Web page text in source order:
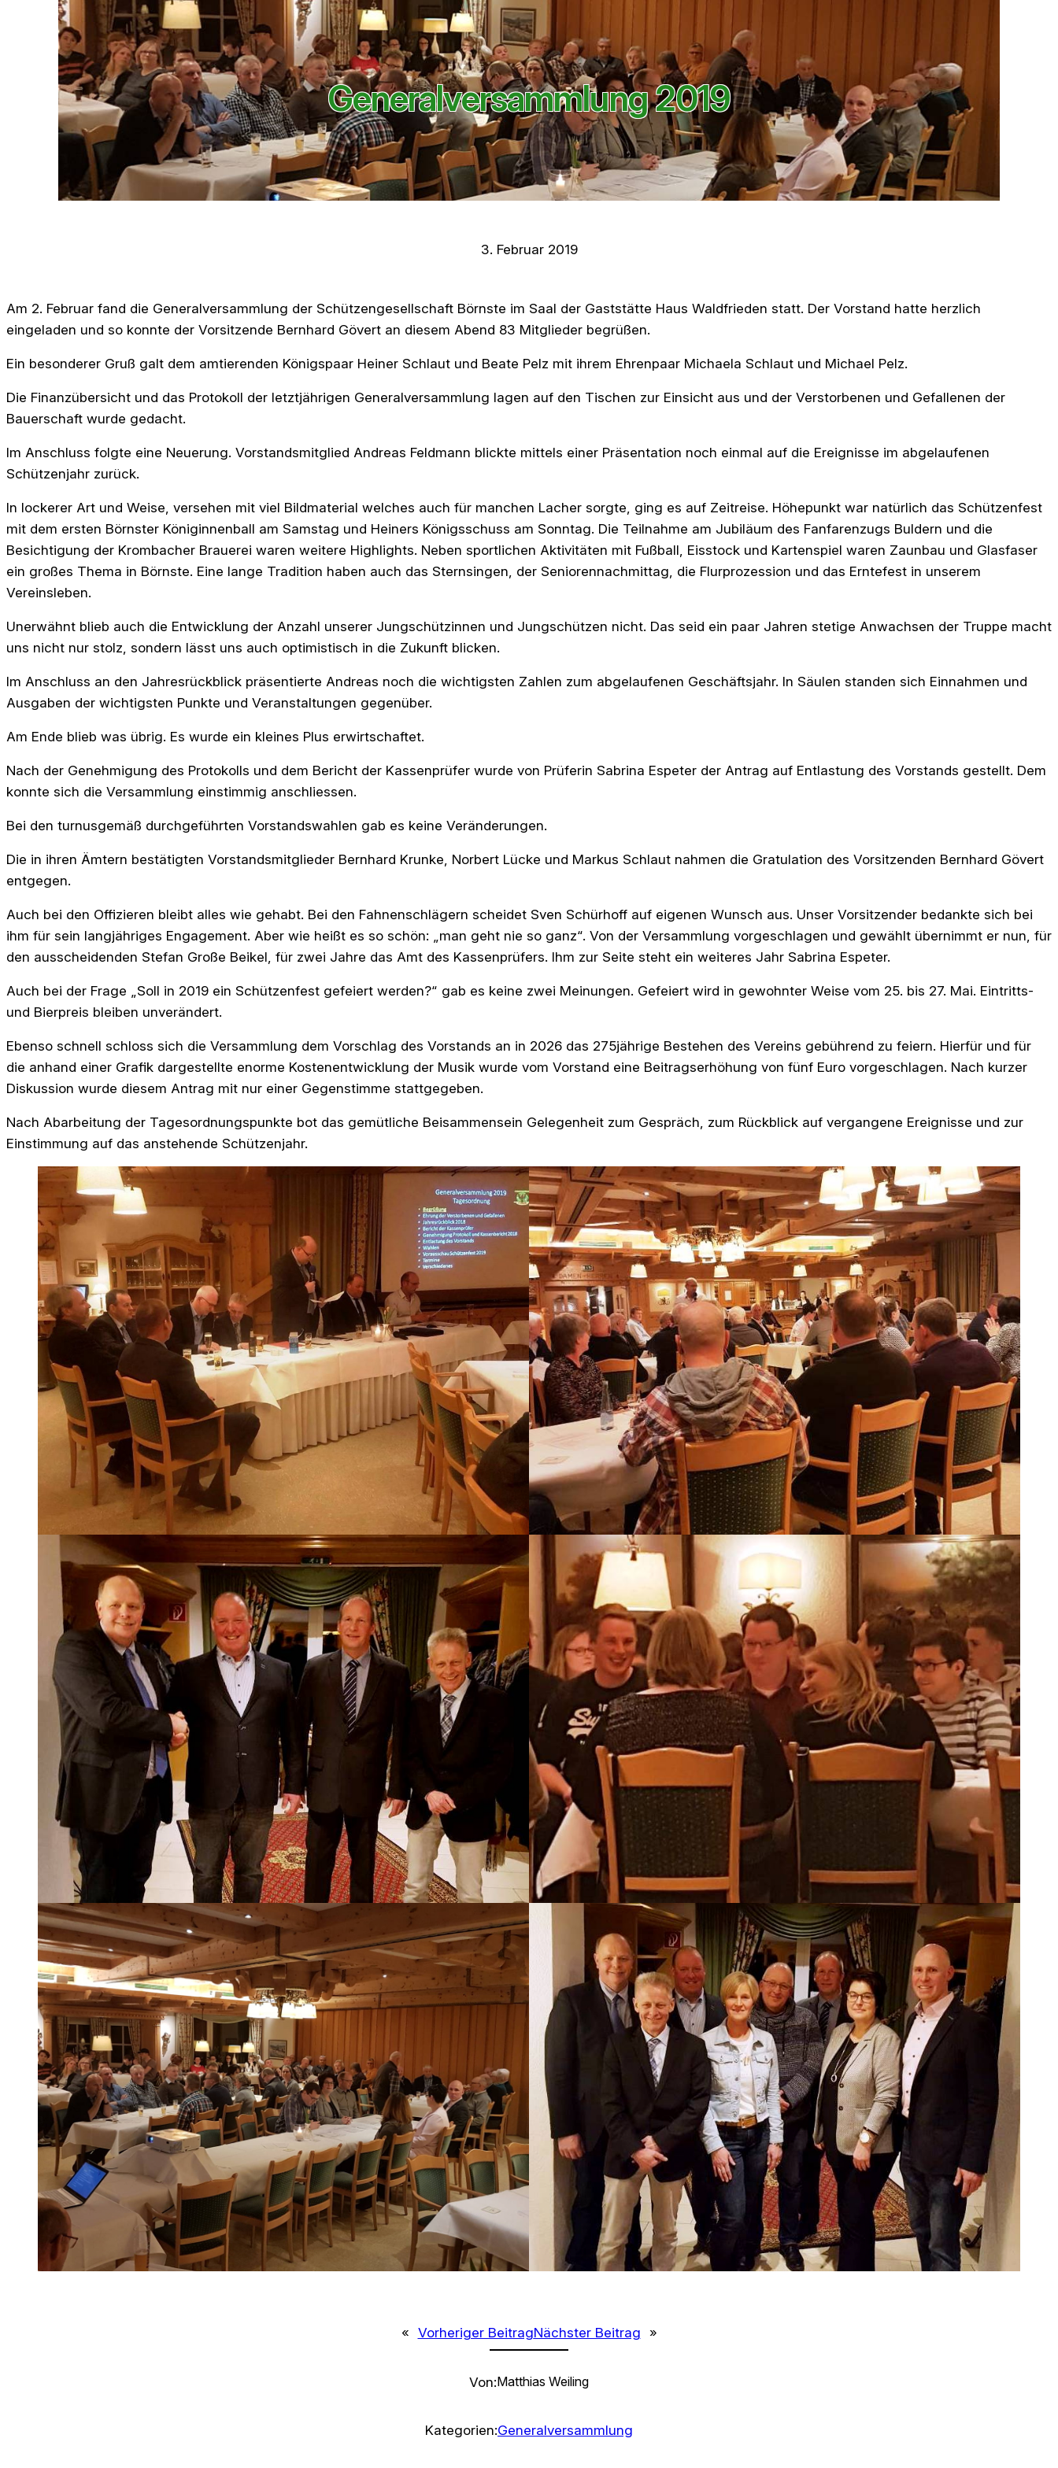
Generalversammlung 2019
3. Februar 2019
Am 2. Februar fand die Generalversammlung der Schützengesellschaft Börnste im Saal der Gaststätte Haus Waldfrieden statt. Der Vorstand hatte herzlich
eingeladen und so konnte der Vorsitzende Bernhard Gövert an diesem Abend 83 Mitglieder begrüßen.
Ein besonderer Gruß galt dem amtierenden Königspaar Heiner Schlaut und Beate Pelz mit ihrem Ehrenpaar Michaela Schlaut und Michael Pelz.
Die Finanzübersicht und das Protokoll der letztjährigen Generalversammlung lagen auf den Tischen zur Einsicht aus und der Verstorbenen und Gefallenen der
Bauerschaft wurde gedacht.
Im Anschluss folgte eine Neuerung. Vorstandsmitglied Andreas Feldmann blickte mittels einer Präsentation noch einmal auf die Ereignisse im abgelaufenen
Schützenjahr zurück.
In lockerer Art und Weise, versehen mit viel Bildmaterial welches auch für manchen Lacher sorgte, ging es auf Zeitreise. Höhepunkt war natürlich das Schützenfest
mit dem ersten Börnster Königinnenball am Samstag und Heiners Königsschuss am Sonntag. Die Teilnahme am Jubiläum des Fanfarenzugs Buldern und die
Besichtigung der Krombacher Brauerei waren weitere Highlights. Neben sportlichen Aktivitäten mit Fußball, Eisstock und Kartenspiel waren Zaunbau und Glasfaser
ein großes Thema in Börnste. Eine lange Tradition haben auch das Sternsingen, der Seniorennachmittag, die Flurprozession und das Erntefest in unserem
Vereinsleben.
Unerwähnt blieb auch die Entwicklung der Anzahl unserer Jungschützinnen und Jungschützen nicht. Das seid ein paar Jahren stetige Anwachsen der Truppe macht
uns nicht nur stolz, sondern lässt uns auch optimistisch in die Zukunft blicken.
Im Anschluss an den Jahresrückblick präsentierte Andreas noch die wichtigsten Zahlen zum abgelaufenen Geschäftsjahr. In Säulen standen sich Einnahmen und
Ausgaben der wichtigsten Punkte und Veranstaltungen gegenüber.
Am Ende blieb was übrig. Es wurde ein kleines Plus erwirtschaftet.
N​ach der Genehmigung des Protokolls und dem Bericht der Kassenprüfer wurde von Prüferin Sabrina Espeter der Antrag auf Entlastung des Vorstands gestellt. Dem
konnte sich die Versammlung einstimmig anschliessen.
Bei den turnusgemäß durchgeführten Vorstandswahlen gab es keine Veränderungen.
Die in ihren Ämtern bestätigten Vorstandsmitglieder Bernhard Krunke, Norbert Lücke und Markus Schlaut nahmen die Gratulation des Vorsitzenden Bernhard Gövert
entgegen.
Auch bei den Offizieren bleibt alles wie gehabt. Bei den Fahnenschlägern scheidet Sven Schürhoff auf eigenen Wunsch aus. Unser Vorsitzender bedankte sich bei
ihm für sein langjähriges Engagement. Aber wie heißt es so schön: „man geht nie so ganz“. Von der Versammlung vorgeschlagen und gewählt übernimmt er nun, für
den ausscheidenden Stefan Große Beikel, für zwei Jahre das Amt des Kassenprüfers. Ihm zur Seite steht ein weiteres Jahr Sabrina Espeter.
Auch bei der Frage „Soll in 2019 ein Schützenfest gefeiert werden?“ gab es keine zwei Meinungen. Gefeiert wird in gewohnter Weise vom 25. bis 27. Mai. Eintritts-
und Bierpreis bleiben unverändert.
Ebenso schnell schloss sich die Versammlung dem Vorschlag des Vorstands an in 2026 das 275jährige Bestehen des Vereins gebührend zu feiern. Hierfür und für
die anhand einer Grafik dargestellte enorme Kostenentwicklung der Musik wurde vom Vorstand eine Beitragserhöhung von fünf Euro vorgeschlagen. Nach kurzer
Diskussion wurde diesem Antrag mit nur einer Gegenstimme stattgegeben.
Nach Abarbeitung der Tagesordnungspunkte bot das gemütliche Beisammensein Gelegenheit zum Gespräch, zum Rückblick auf vergangene Ereignisse und zur
Einstimmung auf das anstehende Schützenjahr.
« Vorheriger BeitragNächster Beitrag »
Von:Matthias Weiling
Kategorien:Generalversammlung